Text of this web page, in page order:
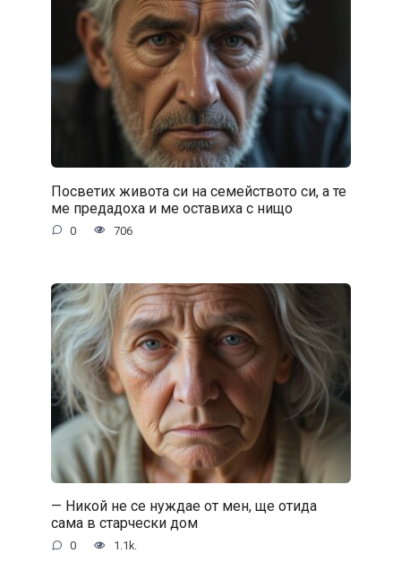
Посветих живота си на семейството си, а те
ме предадоха и ме оставиха с нищо
0 706
— Никой не се нуждае от мен, ще отида
сама в старчески дом
0 1.1k.